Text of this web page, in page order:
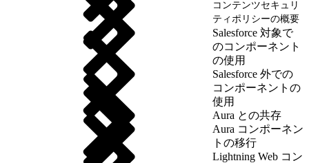
コンテンツセキュリ
ティポリシーの概要
Salesforce 対象で
のコンポーネント
の使用
Salesforce 外での
コンポーネントの
使用
Aura との共存
Aura コンポーネン
トの移行
Lightning Web コン